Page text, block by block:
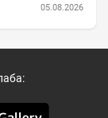
05.08.2026